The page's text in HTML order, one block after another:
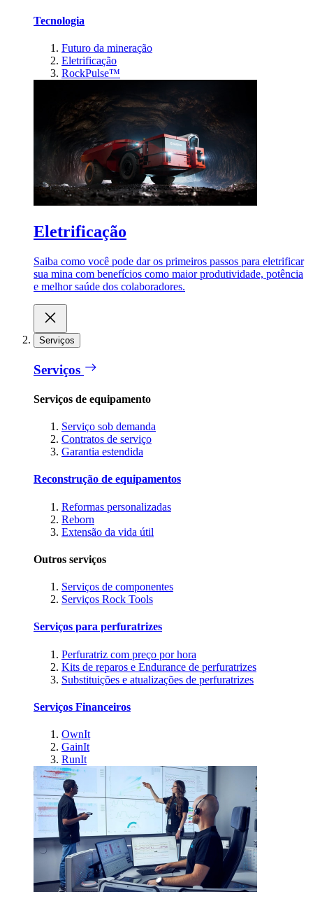
Tecnologia
Futuro da mineração
Eletrificação
RockPulse™
Eletrificação
Saiba como você pode dar os primeiros passos para eletrificar
sua mina com benefícios como maior produtividade, potência
e melhor saúde dos colaboradores.
Serviços
Serviços
Serviços de equipamento
Serviço sob demanda
Contratos de serviço
Garantia estendida
Reconstrução de equipamentos
Reformas personalizadas
Reborn
Extensão da vida útil
Outros serviços
Serviços de componentes
Serviços Rock Tools
Serviços para perfuratrizes
Perfuratriz com preço por hora
Kits de reparos e Endurance de perfuratrizes
Substituições e atualizações de perfuratrizes
Serviços Financeiros
OwnIt
GainIt
RunIt